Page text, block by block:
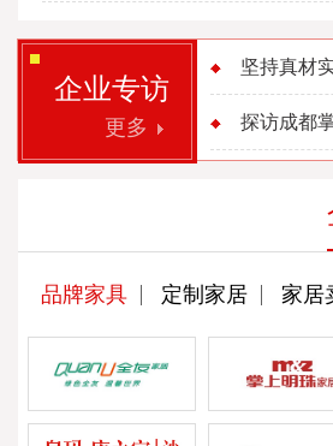
企业专访
更多
坚持真材
探访成都
品牌家具 定制家居 家居